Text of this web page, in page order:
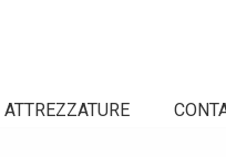
ATTREZZATURE